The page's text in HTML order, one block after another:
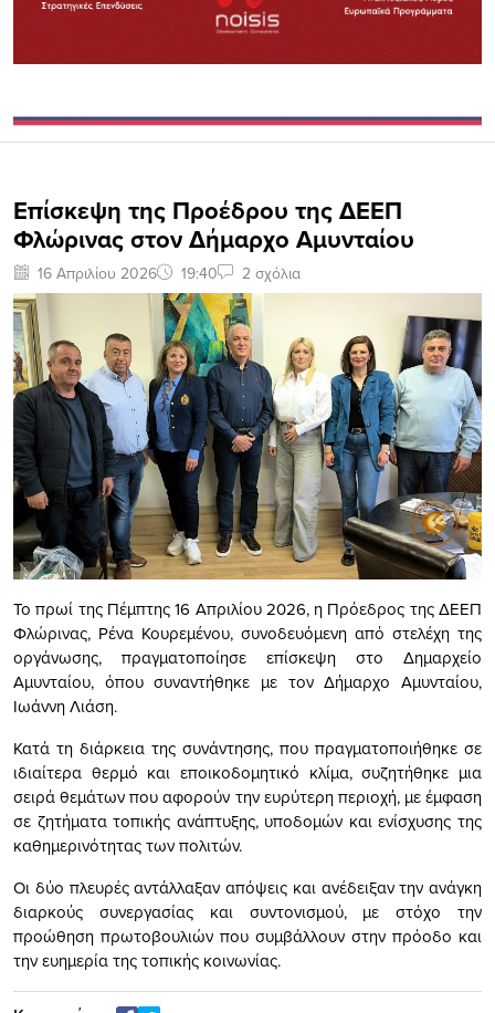
Επίσκεψη της Προέδρου της ΔΕΕΠ
Φλώρινας στον Δήμαρχο Αμυνταίου
16 Απριλίου 2026 19:40 2 σχόλια
Το πρωί της Πέμπτης 16 Απριλίου 2026, η Πρόεδρος της ΔΕΕΠ
Φλώρινας, Ρένα Κουρεμένου, συνοδευόμενη από στελέχη της
οργάνωσης, πραγματοποίησε επίσκεψη στο Δημαρχείο
Αμυνταίου, όπου συναντήθηκε με τον Δήμαρχο Αμυνταίου,
Ιωάννη Λιάση.
Κατά τη διάρκεια της συνάντησης, που πραγματοποιήθηκε σε
ιδιαίτερα θερμό και εποικοδομητικό κλίμα, συζητήθηκε μια
σειρά θεμάτων που αφορούν την ευρύτερη περιοχή, με έμφαση
σε ζητήματα τοπικής ανάπτυξης, υποδομών και ενίσχυσης της
καθημερινότητας των πολιτών.
Οι δύο πλευρές αντάλλαξαν απόψεις και ανέδειξαν την ανάγκη
διαρκούς συνεργασίας και συντονισμού, με στόχο την
προώθηση πρωτοβουλιών που συμβάλλουν στην πρόοδο και
την ευημερία της τοπικής κοινωνίας.